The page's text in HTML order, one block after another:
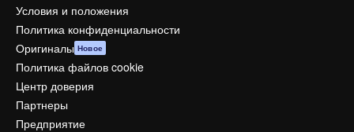
Условия и положения
Политика конфиденциальности
Оригиналы Новое
Политика файлов cookie
Центр доверия
Партнеры
Предприятие